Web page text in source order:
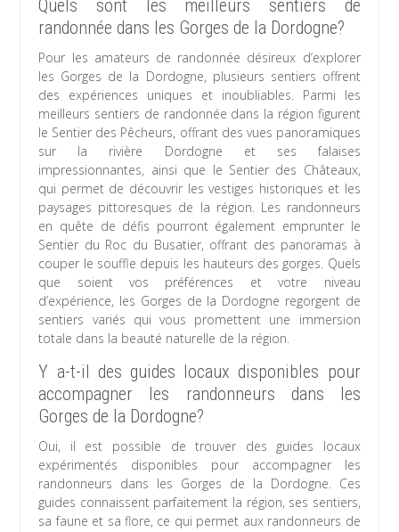
Quels sont les meilleurs sentiers de
randonnée dans les Gorges de la Dordogne?
Pour les amateurs de randonnée désireux d’explorer
les Gorges de la Dordogne, plusieurs sentiers offrent
des expériences uniques et inoubliables. Parmi les
meilleurs sentiers de randonnée dans la région figurent
le Sentier des Pêcheurs, offrant des vues panoramiques
sur la rivière Dordogne et ses falaises
impressionnantes, ainsi que le Sentier des Châteaux,
qui permet de découvrir les vestiges historiques et les
paysages pittoresques de la région. Les randonneurs
en quête de défis pourront également emprunter le
Sentier du Roc du Busatier, offrant des panoramas à
couper le souffle depuis les hauteurs des gorges. Quels
que soient vos préférences et votre niveau
d’expérience, les Gorges de la Dordogne regorgent de
sentiers variés qui vous promettent une immersion
totale dans la beauté naturelle de la région.
Y a-t-il des guides locaux disponibles pour
accompagner les randonneurs dans les
Gorges de la Dordogne?
Oui, il est possible de trouver des guides locaux
expérimentés disponibles pour accompagner les
randonneurs dans les Gorges de la Dordogne. Ces
guides connaissent parfaitement la région, ses sentiers,
sa faune et sa flore, ce qui permet aux randonneurs de